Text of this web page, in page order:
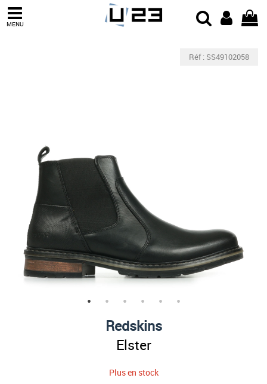
MENU
Réf : SS49102058
Redskins
Elster
Plus en stock